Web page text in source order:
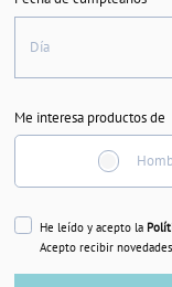
Día
Me interesa productos de
He leído y acepto la
Acepto recibir